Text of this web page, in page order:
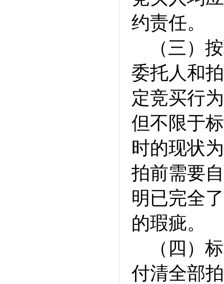
约责任。
（三）
委托人和
定竞买行
但不限于
时的现状
拍前需要
明已完全
的瑕疵。
（四）
付清全部